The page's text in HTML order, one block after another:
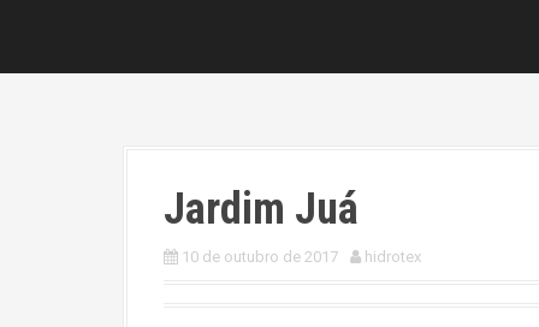
Jardim Juá
10 de outubro de 2017 hidrotex